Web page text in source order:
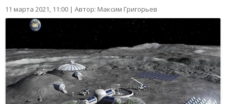
11 марта 2021, 11:00 | Автор: Максим Григорьев